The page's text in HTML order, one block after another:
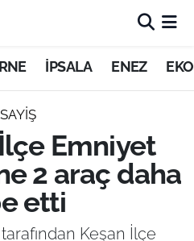
İPSALA ENEZ
Emniyet
2 araç daha
etti
Keşan İlçe